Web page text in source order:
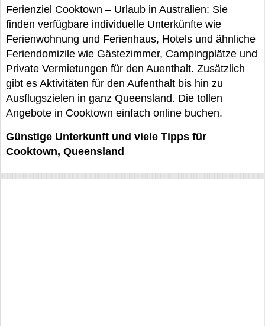
Ferienziel Cooktown – Urlaub in Australien: Sie
finden verfügbare individuelle Unterkünfte wie
Ferienwohnung und Ferienhaus, Hotels und ähnliche
Feriendomizile wie Gästezimmer, Campingplätze und
Private Vermietungen für den Auenthalt. Zusätzlich
gibt es Aktivitäten für den Aufenthalt bis hin zu
Ausflugszielen in ganz Queensland. Die tollen
Angebote in Cooktown einfach online buchen.
Günstige Unterkunft und viele Tipps für
Cooktown, Queensland